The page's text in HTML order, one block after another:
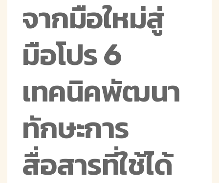
จากมือใหม่สู่
มือโปร 6
เทคนิคพัฒนา
ทักษะการ
สื่อสารที่ใช้ได้